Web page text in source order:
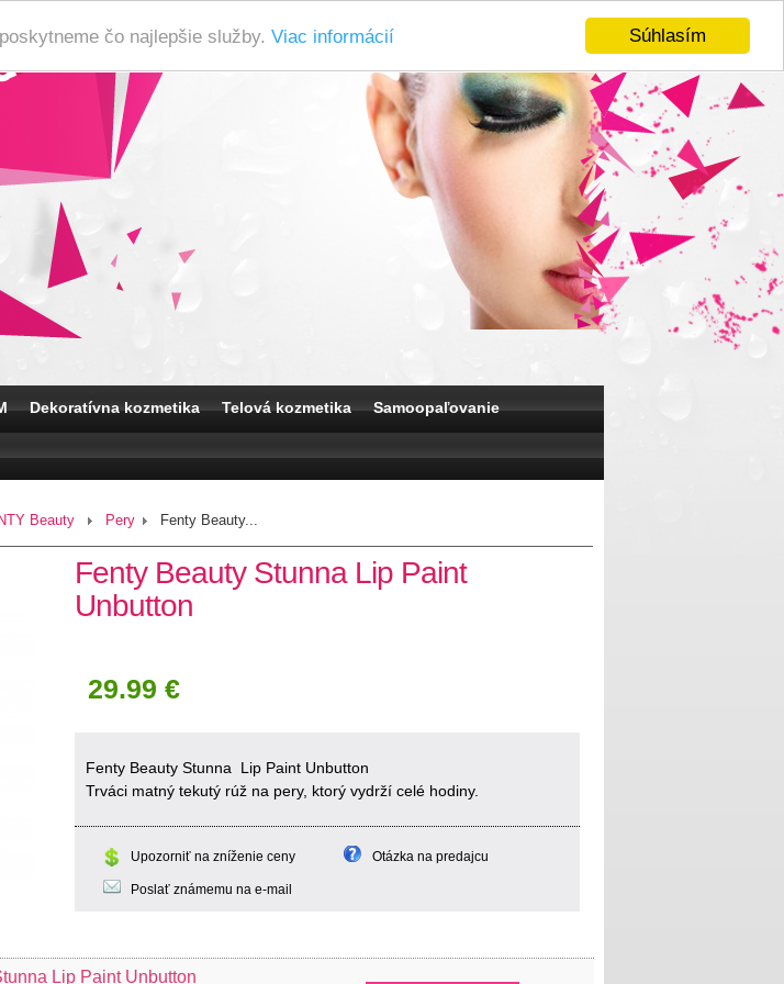
Súhlasím
čo najlepšie služby. Viac informácií
Dekoratívna kozmetika Telová kozmetika Samoopaľovanie
Beauty Pery Fenty Beauty...
Fenty Beauty Stunna Lip Paint
Unbutton
29.99 €
Fenty Beauty Stunna Lip Paint Unbutton
Trváci matný tekutý rúž na pery, ktorý vydrží celé hodiny.
Upozorniť na zníženie ceny Otázka na predajcu
Poslať známemu na e-mail
Lip Paint Unbutton